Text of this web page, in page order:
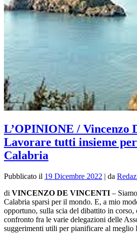
L’OPINIONE / Vincenzo
Lavorare tutti insieme
Calabria
Pubblicato il 19 Dicembre 2022 | da
di VINCENZO DE VINCENTI –
Calabria sparsi per il mondo. E, a mio
opportuno, sulla scia del dibattito in corso,
confronto fra le varie delegazioni delle
suggerimenti utili per pianificare al meglio